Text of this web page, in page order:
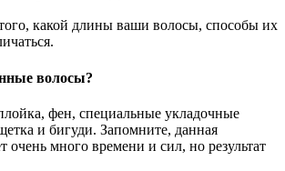
какой длины ваши волосы, способы их
волосы?
фен, специальные укладочные
и бигуди. Запомните, данная
очень много времени и сил, но результат